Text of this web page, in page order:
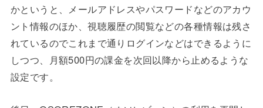
かというと、メールアドレスやパスワードなどのアカウ
ント情報のほか、視聴履歴の閲覧などの各種情報は残さ
れているのでこれまで通りログインなどはできるように
しつつ、月額500円の課金を次回以降から止めるような
設定です。